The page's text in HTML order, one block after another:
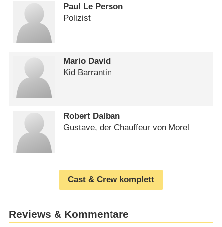
Paul Le Person
Polizist
Mario David
Kid Barrantin
Robert Dalban
Gustave, der Chauffeur von Morel
Cast & Crew komplett
Reviews & Kommentare